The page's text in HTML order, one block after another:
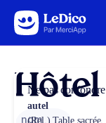
Aller au contenu
Hôtel
nom
Ne pas confondre
autel
(Rel.) Table sacrée.